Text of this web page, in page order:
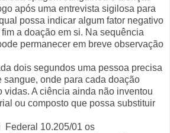
após uma entrevista sigilosa para
possa indicar algum fator negativo
a doação em si. Na sequência
permanecer em breve observação
dois segundos uma pessoa precisa
sangue, onde para cada doação
vidas. A ciência ainda não inventou
ou composto que possa substituir
Federal 10.205/01 os